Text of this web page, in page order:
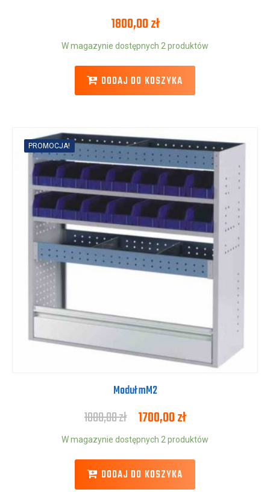
1800,00zł
W magazynie dostępnych 2 produktów
DODAJ DO KOSZYKA
PROMOCJA!
Moduł mM2
1800,00zł 1700,00zł
W magazynie dostępnych 2 produktów
DODAJ DO KOSZYKA